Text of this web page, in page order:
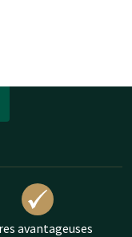
avantageuses